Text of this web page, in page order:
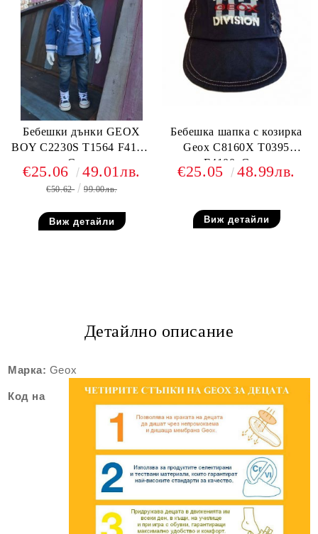
Бебешки дънки GEOX
BOY C2230S T1564 F4105,
Сини
€25.06 49.01лв.
€50.62 99.00лв.
Виж детайли
Бебешка шапка с козирка
Geox C8160X T0395
F4100, Синя
€25.05 48.99лв.
Виж детайли
Детайлно описание
Марка: Geox
Код на